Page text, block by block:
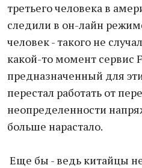
третьего человека в
следили в он-лайн
человек - такого не
какой-то момент сервис
предназначенный для
перестал работать от
неопределенности
больше нарастало.
Еще бы - ведь китайцы